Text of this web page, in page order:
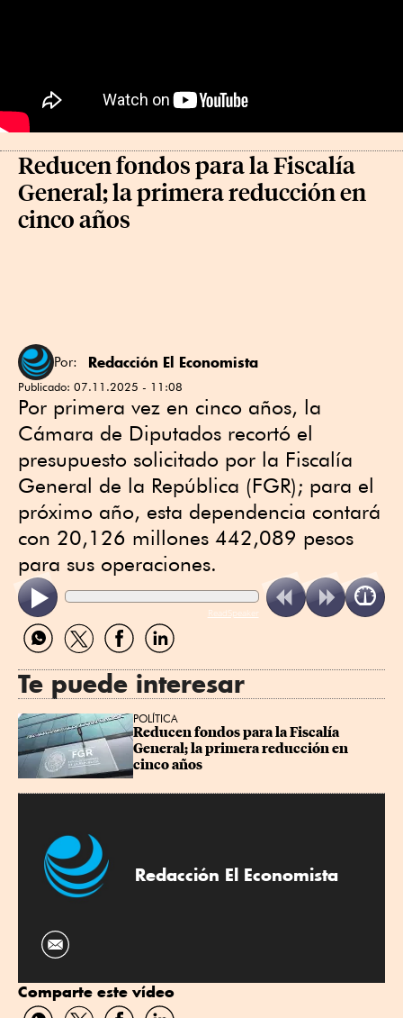
Reducen fondos para la Fiscalía
General; la primera reducción en
cinco años
Por: Redacción El Economista
Publicado: 07.11.2025 - 11:08
Por primera vez en cinco años, la
Cámara de Diputados recortó el
presupuesto solicitado por la Fiscalía
General de la República (FGR); para el
próximo año, esta dependencia contará
con 20,126 millones 442,089 pesos
para sus operaciones.
ReadSpeaker
Compartir
por
Compartir
por
Compartir
por
Compartir
por
Te puede interesar
POLÍTICA
Reducen fondos para la Fiscalía
General; la primera reducción en
cinco años
Redacción El Economista
Comparte este vídeo